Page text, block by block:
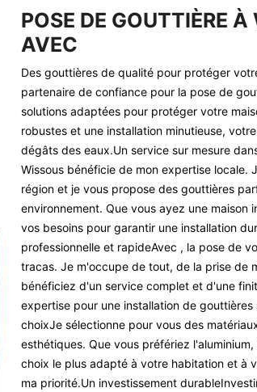
POSE DE GOUTTIÈRE
AVEC
Des gouttières de qualité pour protéger
partenaire de confiance pour la pose de
solutions adaptées pour protéger votre
robustes et une installation minutieuse,
dégâts des eaux.Un service sur mesure
Wissous bénéficie de mon expertise locale.
région et je vous propose des gouttières
environnement. Que vous ayez une maison
vos besoins pour garantir une installation
professionnelle et rapideAvec , la pose de
tracas. Je m'occupe de tout, de la prise de
bénéficiez d'un service complet et d'une
expertise pour une installation de
choixJe sélectionne pour vous des
esthétiques. Que vous préfériez
choix le plus adapté à votre habitation et à
ma priorité.Un investissement